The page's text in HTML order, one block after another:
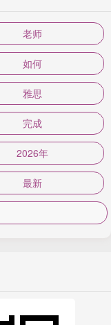
老师
如何
雅思
完成
2026年
最新